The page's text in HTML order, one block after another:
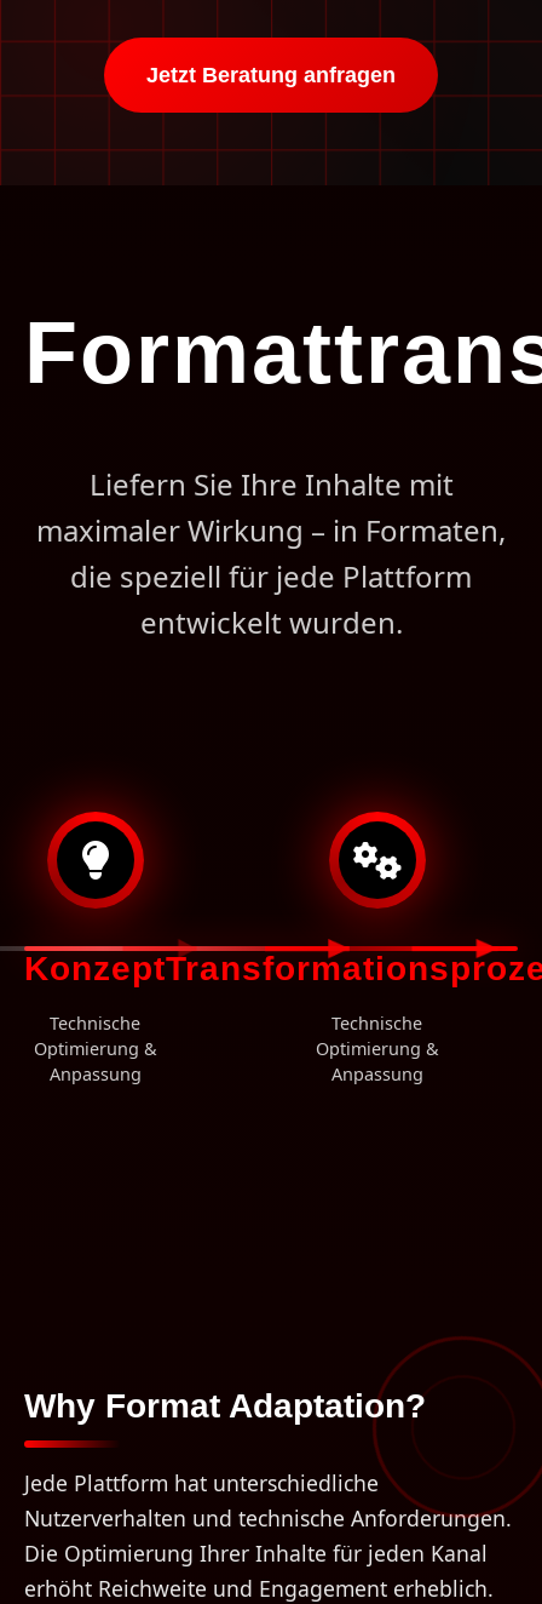
Jetzt Beratung anfragen
Liefern Sie Ihre Inhalte mit
maximaler Wirkung – in Formaten,
die speziell für jede Plattform
entwickelt wurden.
Konzept
Technische
Optimierung &
Anpassung
Technische
Optimierung &
Anpassung
Why Format Adaptation?
Jede Plattform hat unterschiedliche
Nutzerverhalten und technische Anforderungen.
Die Optimierung Ihrer Inhalte für jeden Kanal
erhöht Reichweite und Engagement erheblich.